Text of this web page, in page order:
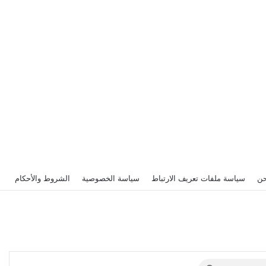
سياسة ملفات تعريف الارتباط سياسة الخصوصية الشروط والأحكام